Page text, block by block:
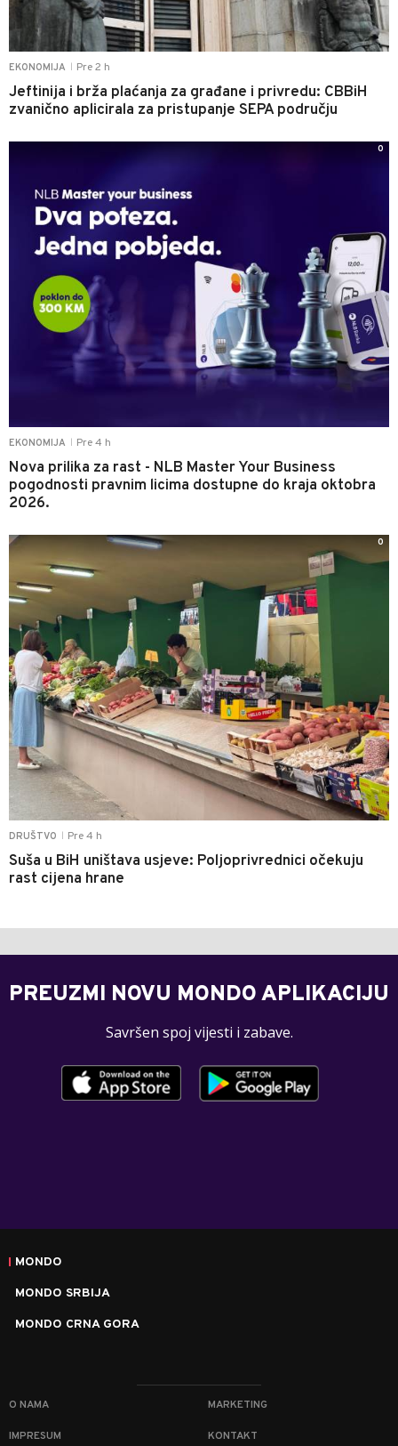
EKONOMIJA Pre 2 h
Jeftinija i brža plaćanja za građane i privredu: CBBiH
zvanično aplicirala za pristupanje SEPA području
EKONOMIJA Pre 4 h
Nova prilika za rast - NLB Master Your Business
pogodnosti pravnim licima dostupne do kraja oktobra
2026.
0
DRUŠTVO Pre 4 h
Suša u BiH uništava usjeve: Poljoprivrednici očekuju
rast cijena hrane
0
PREUZMI NOVU MONDO APLIKACIJU
Savršen spoj vijesti i zabave.
MONDO
MONDO SRBIJA
MONDO CRNA GORA
O NAMA MARKETING
IMPRESUM KONTAKT